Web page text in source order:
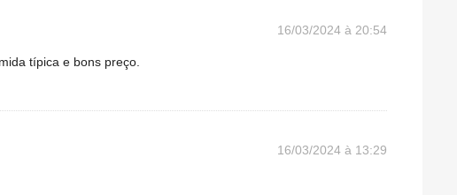
16/03/2024 à 20:54
típica e bons preço.
16/03/2024 à 13:29